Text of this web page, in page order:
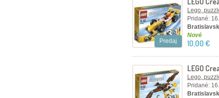
Predaj
Lego,
Pridané:
Nové
10,00 €
LEGO
Lego,
Pridané: